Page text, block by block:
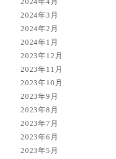
2024年4月
2024年3月
2024年2月
2024年1月
2023年12月
2023年11月
2023年10月
2023年9月
2023年8月
2023年7月
2023年6月
2023年5月